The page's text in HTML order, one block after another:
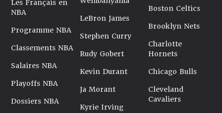
Les Français en
NBA
Programme NBA
Classements NBA
Salaires NBA
Playoffs NBA
Dossiers NBA
LeBron James
Stephen Curry
Rudy Gobert
Kevin Durant
Ja Morant
Kyrie Irving
Boston Celtics
Brooklyn Nets
Charlotte
Hornets
Chicago Bulls
Cleveland
Cavaliers